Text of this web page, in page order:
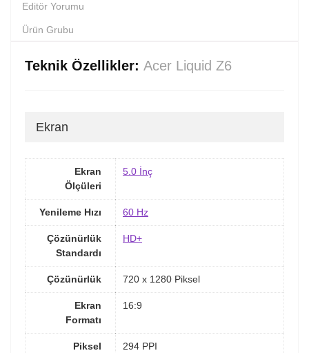
Editör Yorumu
Ürün Grubu
Teknik Özellikler: Acer Liquid Z6
Ekran
Ekran
Ölçüleri
5.0 İnç
Yenileme Hızı 60 Hz
Çözünürlük
Standardı
HD+
Çözünürlük 720 x 1280 Piksel
Ekran
Formatı
16:9
Piksel
294 PPI